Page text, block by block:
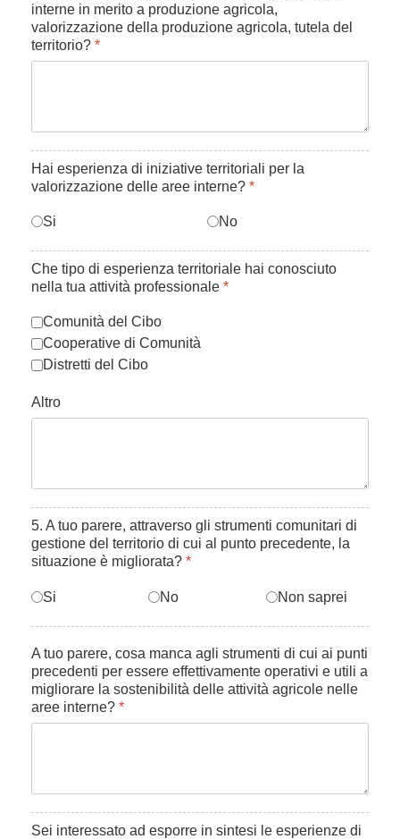
interne in merito a produzione agricola,
valorizzazione della produzione agricola, tutela del
territorio? *
Hai esperienza di iniziative territoriali per la
valorizzazione delle aree interne? *
Si No
Che tipo di esperienza territoriale hai conosciuto
nella tua attività professionale *
Comunità del Cibo
Cooperative di Comunità
Distretti del Cibo
Altro
5. A tuo parere, attraverso gli strumenti comunitari di
gestione del territorio di cui al punto precedente, la
situazione è migliorata? *
Si No Non saprei
A tuo parere, cosa manca agli strumenti di cui ai punti
precedenti per essere effettivamente operativi e utili a
migliorare la sostenibilità delle attività agricole nelle
aree interne? *
Sei interessato ad esporre in sintesi le esperienze di